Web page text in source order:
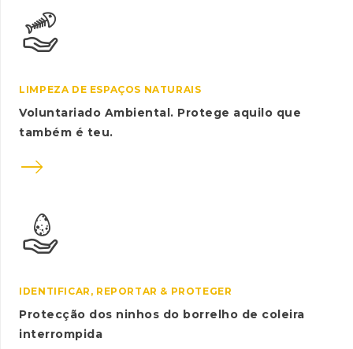

LIMPEZA DE ESPAÇOS NATURAIS
Voluntariado Ambiental. Protege aquilo que
também é teu.

IDENTIFICAR, REPORTAR & PROTEGER
Protecção dos ninhos do borrelho de coleira
interrompida